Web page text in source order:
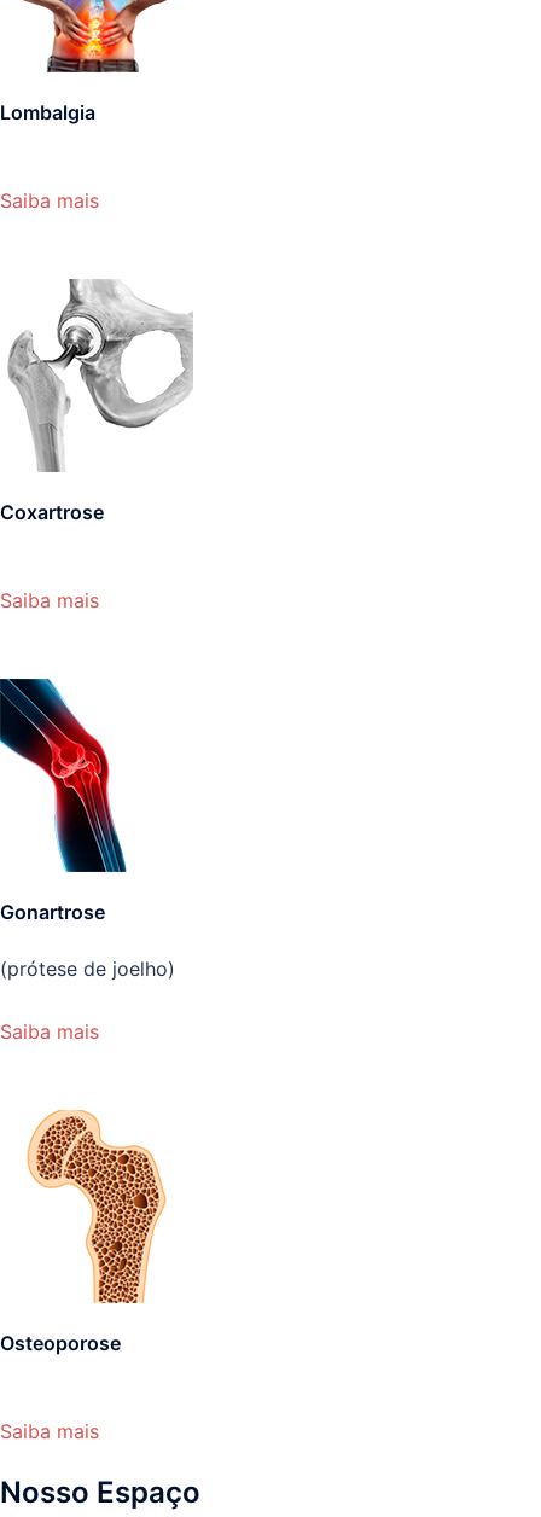
Lombalgia
Saiba mais
Coxartrose
Saiba mais
Gonartrose
(prótese de joelho)
Saiba mais
Osteoporose
Saiba mais
Nosso Espaço